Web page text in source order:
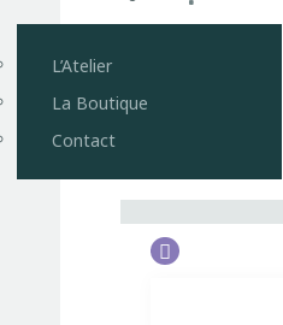
L’Atelier
La Boutique
Contact